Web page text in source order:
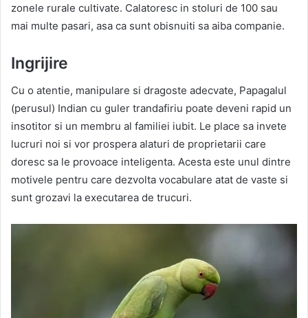
zonele rurale cultivate. Calatoresc in stoluri de 100 sau
mai multe pasari, asa ca sunt obisnuiti sa aiba companie.
Ingrijire
Cu o atentie, manipulare si dragoste adecvate, Papagalul
(perusul) Indian cu guler trandafiriu poate deveni rapid un
insotitor si un membru al familiei iubit. Le place sa invete
lucruri noi si vor prospera alaturi de proprietarii care
doresc sa le provoace inteligenta. Acesta este unul dintre
motivele pentru care dezvolta vocabulare atat de vaste si
sunt grozavi la executarea de trucuri.